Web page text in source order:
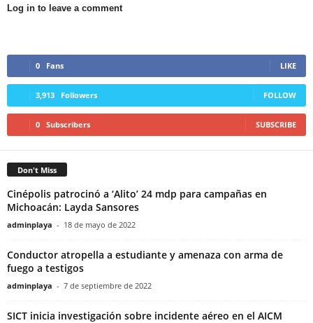
Log in to leave a comment
0 Fans LIKE
3,913 Followers FOLLOW
0 Subscribers SUBSCRIBE
Don't Miss
Cinépolis patrocinó a ‘Alito’ 24 mdp para campañas en
Michoacán: Layda Sansores
adminplaya - 18 de mayo de 2022
Conductor atropella a estudiante y amenaza con arma de
fuego a testigos
adminplaya - 7 de septiembre de 2022
SICT inicia investigación sobre incidente aéreo en el AICM